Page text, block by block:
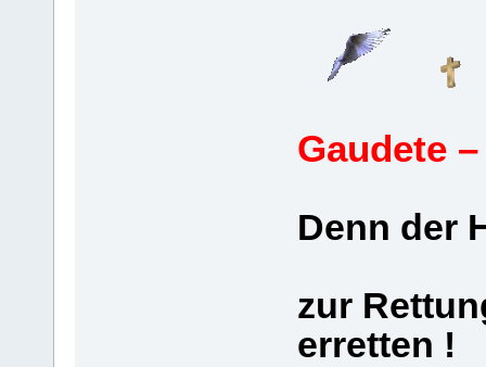
Gaudete
Denn der
zur
erretten !